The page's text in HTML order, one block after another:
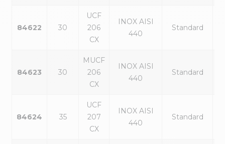
84622 30
UCF
206
CX
INOX AISI
440
Standard
84623 30
MUCF
206
CX
INOX AISI
440
Standard
84624 35
UCF
207
CX
INOX AISI
440
Standard